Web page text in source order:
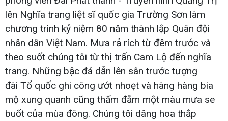
lên Nghĩa trang liệt sĩ quốc gia Trường Sơn làm
chương trình kỷ niệm 80 năm thành lập Quân đội
nhân dân Việt Nam. Mưa rả rích từ đêm trước và
theo suốt chúng tôi từ thị trấn Cam Lộ đến nghĩa
trang. Những bậc đá dẫn lên sân trước tượng
đài Tổ quốc ghi công ướt nhoẹt và hàng hàng bia
mộ xung quanh cũng thấm đẫm một màu mưa se
buốt của mùa đông. Chúng tôi dâng hoa thắp